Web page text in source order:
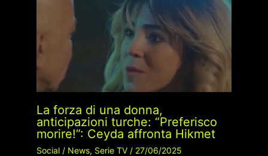
La forza di una donna,
anticipazioni turche: “Preferisco
morire!”: Ceyda affronta Hikmet
Social/ News, Serie TV/ 27/06/2025